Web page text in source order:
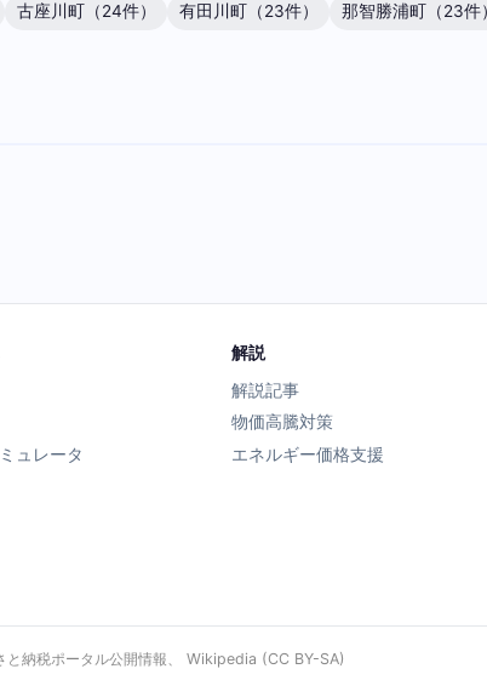
古座川町（24件） 有田川町（23件）
那智勝浦町（23件）
ュレータ
解説
解説記事
物価高騰対策
エネルギー価格支援
と納税ポータル公開情報、 Wikipedia (CC BY-SA)